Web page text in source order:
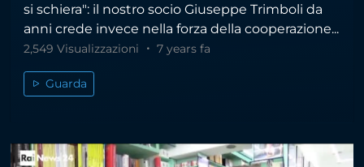
si schiera": il nostro socio Giuseppe Trimboli da
anni crede invece nella forza della cooperazione...
2,549 Visualizzazioni 7 years fa
Guarda